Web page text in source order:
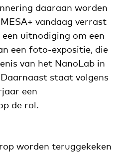
daaraan worden
vandaag verrast
uitnodiging om een
een foto-expositie, die
van het NanoLab in
staat volgens
een
de rol.
worden teruggekeken